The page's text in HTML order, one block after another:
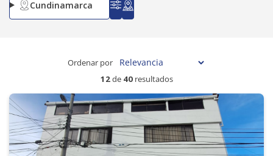
Cundinamarca
12de 40resultados
Ordenar por